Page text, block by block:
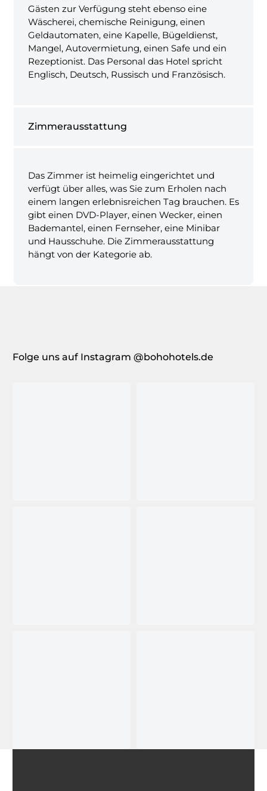
Gästen zur Verfügung steht ebenso eine
Wäscherei, chemische Reinigung, einen
Geldautomaten, eine Kapelle, Bügeldienst,
Mangel, Autovermietung, einen Safe und ein
Rezeptionist. Das Personal das Hotel spricht
Englisch, Deutsch, Russisch und Französisch.
Zimmerausstattung
Das Zimmer ist heimelig eingerichtet und
verfügt über alles, was Sie zum Erholen nach
einem langen erlebnisreichen Tag brauchen. Es
gibt einen DVD-Player, einen Wecker, einen
Bademantel, einen Fernseher, eine Minibar
und Hausschuhe. Die Zimmerausstattung
hängt von der Kategorie ab.
Folge uns auf Instagram @bohohotels.de